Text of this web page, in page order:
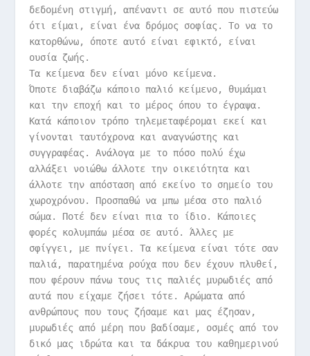
δεδομένη στιγμή, απέναντι σε αυτό που πιστεύω
ότι είμαι, είναι ένα δρόμος σοφίας. Το να το
κατορθώνω, όποτε αυτό είναι εφικτό, είναι
ουσία ζωής.
Τα κείμενα δεν είναι μόνο κείμενα.
Όποτε διαβάζω κάποιο παλιό κείμενο, θυμάμαι
και την εποχή και το μέρος όπου το έγραψα.
Κατά κάποιον τρόπο τηλεμεταφέρομαι εκεί και
γίνονται ταυτόχρονα και αναγνώστης και
συγγραφέας. Ανάλογα με το πόσο πολύ έχω
αλλάξει νοιώθω άλλοτε την οικειότητα και
άλλοτε την απόσταση από εκείνο το σημείο του
χωροχρόνου. Προσπαθώ να μπω μέσα στο παλιό
σώμα. Ποτέ δεν είναι πια το ίδιο. Κάποιες
φορές κολυμπάω μέσα σε αυτό. Άλλες με
σφίγγει, με πνίγει. Τα κείμενα είναι τότε σαν
παλιά, παρατημένα ρούχα που δεν έχουν πλυθεί,
που φέρουν πάνω τους τις παλιές μυρωδιές από
αυτά που είχαμε ζήσει τότε. Αρώματα από
ανθρώπους που τους ζήσαμε και μας έζησαν,
μυρωδιές από μέρη που βαδίσαμε, οσμές από τον
δικό μας ιδρώτα και τα δάκρυα του καθημερινού